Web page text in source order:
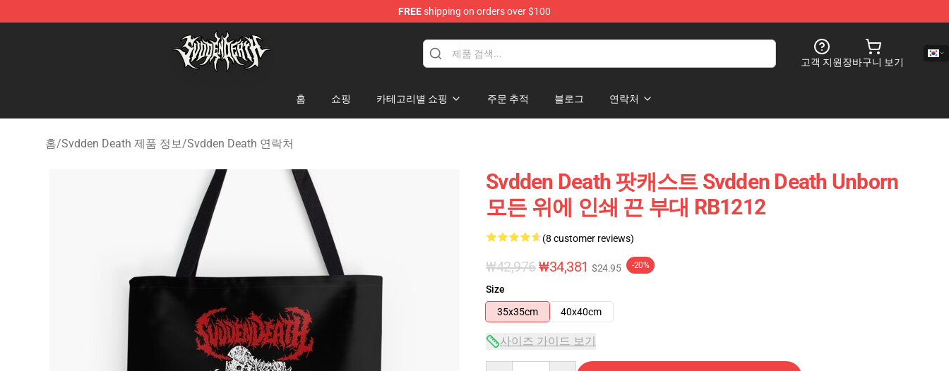
FREEshipping on orders over $100
Svdden Death Shop - Official Svdden Death Merchandise Store
고객 지원장바구니 보기
홈 쇼핑 카테고리별 쇼핑 주문 추적 블로그 연락처
홈/Svdden Death 제품 정보/Svdden Death 연락처
Svdden Death 팟캐스트 Svdden Death Unborn
모든 위에 인쇄 끈 부대 RB1212
(8 customer reviews)
₩42,976₩34,381 $24.95 -20%
Size
35x35cm
40x40cm
사이즈 가이드 보기